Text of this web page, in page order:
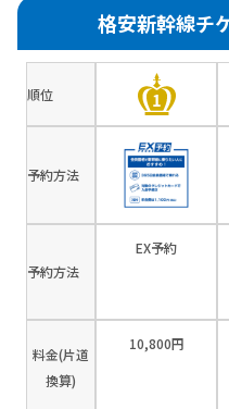
格安新幹線チ
順位
予約方法
予約方法
EX予約
料金(片道
換算)
10,800円